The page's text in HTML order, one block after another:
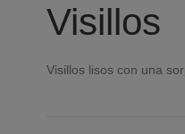
Visillos
Visillos lisos con una